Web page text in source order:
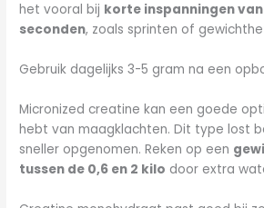
het vooral bij korte inspanningen
seconden, zoals sprinten of
Gebruik dagelijks 3-5 gram na een
Micronized creatine kan een goede
hebt van maagklachten. Dit type lost
sneller opgenomen. Reken op een
tussen de 0,6 en 2 kilo door extra